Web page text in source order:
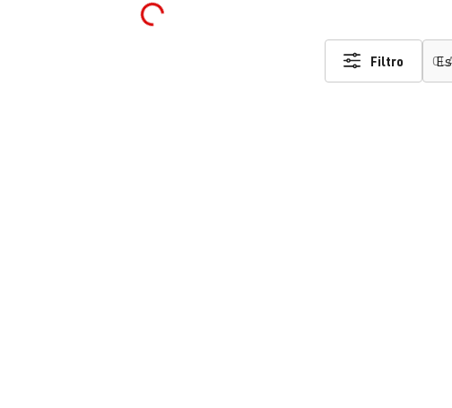
Loading...
Filtro